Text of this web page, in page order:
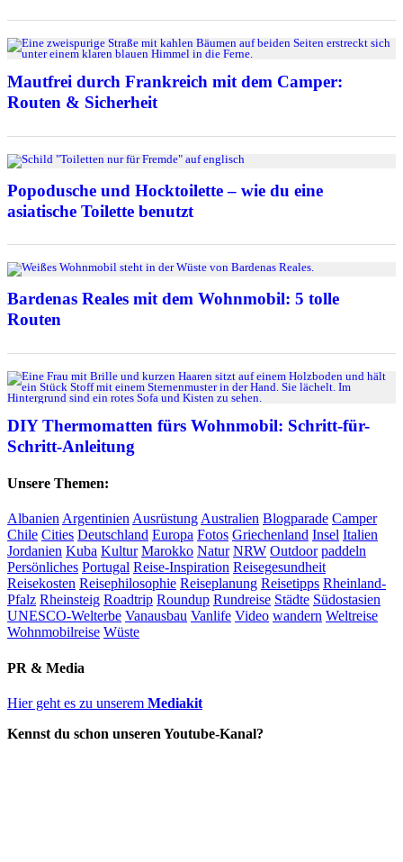
Mautfrei durch Frankreich mit dem Camper:
Routen & Sicherheit
Popodusche und Hocktoilette – wie du eine
asiatische Toilette benutzt
Bardenas Reales mit dem Wohnmobil: 5 tolle
Routen
DIY Thermomatten fürs Wohnmobil: Schritt-für-
Schritt-Anleitung
Unsere Themen:
Albanien Argentinien Ausrüstung Australien Blogparade Camper
Chile Cities Deutschland Europa Fotos Griechenland Insel Italien
Jordanien Kuba Kultur Marokko Natur NRW Outdoor paddeln
Persönliches Portugal Reise-Inspiration Reisegesundheit
Reisekosten Reisephilosophie Reiseplanung Reisetipps Rheinland-
Pfalz Rheinsteig Roadtrip Roundup Rundreise Städte Südostasien
UNESCO-Welterbe Vanausbau Vanlife Video wandern Weltreise
Wohnmobilreise Wüste
PR & Media
Hier geht es zu unserem Mediakit
Kennst du schon unseren Youtube-Kanal?